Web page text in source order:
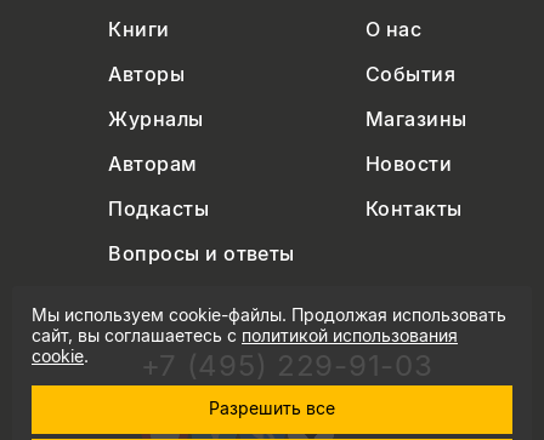
Книги
О нас
Авторы
События
Журналы
Магазины
Авторам
Новости
Подкасты
Контакты
Вопросы и ответы
+7 (495) 229-91-03
info@nlobooks.ru
Мы используем cookie-файлы. Продолжая использовать
сайт, вы соглашаетесь с политикой использования
cookie.
Разрешить все